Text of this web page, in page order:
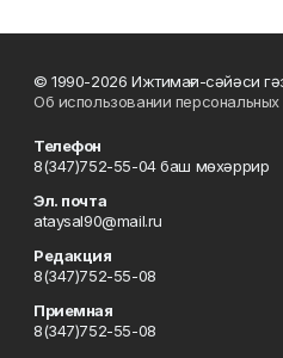
© 1990-2026 Ижтимағи-сәйәси
Об использовании персональных
Телефон
8(347)752-55-04 баш мөхәррир
Эл. почта
ataysal90@mail.ru
Редакция
8(347)752-55-08
Приемная
8(347)752-55-08